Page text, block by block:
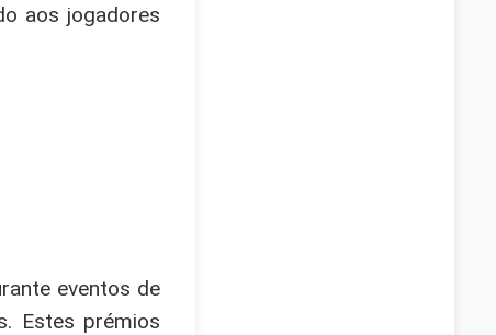
aos jogadores
eventos de
Estes prémios